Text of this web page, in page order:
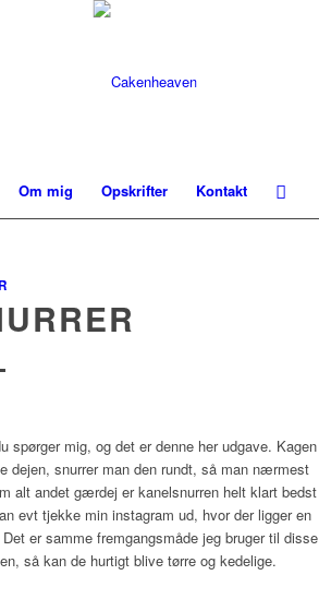
Om mig Opskrifter Kontakt
mig, og det er denne her udgave. Kagen
dejen, snurrer man den rundt, så man nærmest
alt andet gærdej er kanelsnurren helt klart bedst
evt tjekke min instagram ud, hvor der ligger en
er samme fremgangsmåde jeg bruger til disse
så kan de hurtigt blive tørre og kedelige.